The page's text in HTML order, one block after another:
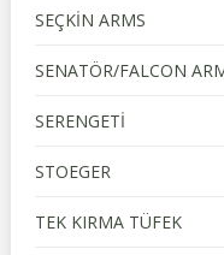
SEÇKİN ARMS
SENATÖR/FALCON
SERENGETİ
STOEGER
TEK KIRMA TÜFEK